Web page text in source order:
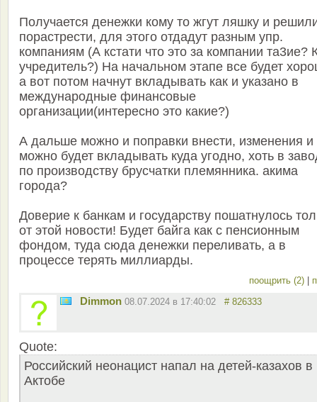
Получается денежки кому то жгут ляшку и
порастрести, для этого отдадут разным упр.
компаниям (А кстати что это за компании та3ие?
учредитель?) На начальном этапе все будет
а вот потом начнут вкладывать как и указано в
международные финансовые
организации(интересно это какие?)
А дальше можно и поправки внести, изменения и
можно будет вкладывать куда угодно, хоть в
по производству брусчатки племянника. акима
города?
Доверие к банкам и государству пошатнулось
от этой новости! Будет байга как с пенсионным
фондом, туда сюда денежки переливать, а в
процессе терять миллиарды.
поощрить (2)
Dimmon 08.07.2024 в 17:40:02 # 826333
Quote:
Российский неонацист напал на детей-казахов в
Актобе